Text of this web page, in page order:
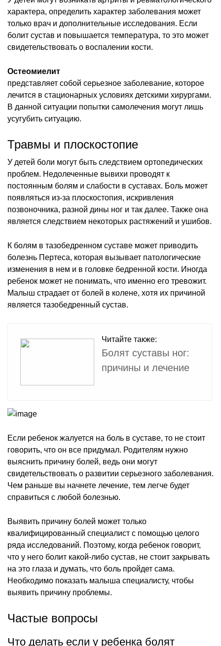
характера, определить характер заболевания может
только врач и дополнительные исследования. Если
болит сустав и повышается температура, то это может
свидетельствовать о воспалении кости.
Остеомиелит
представляет собой серьезное заболевание, которое
лечится в стационарных условиях детскими хирургами.
В данной ситуации попытки самолечения могут лишь
усугубить ситуацию.
Травмы и плоскостопие
У детей боли могут быть следствием ортопедических
проблем. Недолеченные вывихи проводят к
постоянным болям и слабости в суставах. Боль может
появляться из-за плоскостопия, искривления
позвоночника, разной дины ног и так далее. Также она
является следствием некоторых растяжений и ушибов.
К болям в тазобедренном суставе может приводить
болезнь Пертеса, которая вызывает патологические
изменения в нем и в головке бедренной кости. Иногда
ребенок может не понимать, что именно его тревожит.
Малыш страдает от болей в колене, хотя их причиной
является тазобедренный сустав.
Читайте также:
Болят суставы ног:
причины и лечение
Если ребенок жалуется на боль в суставе, то не стоит
говорить, что он все придумал. Родителям нужно
выяснить причину болей, ведь они могут
свидетельствовать о развитии серьезного заболевания.
Чем раньше вы начнете лечение, тем легче будет
справиться с любой болезнью.
Выявить причину болей может только
квалифицированный специалист с помощью целого
ряда исследований. Поэтому, когда ребенок говорит,
что у него болит какой-либо сустав, не стоит закрывать
на это глаза и думать, что боль пройдет сама.
Необходимо показать малыша специалисту, чтобы
выявить причину проблемы.
Частые вопросы
Что делать если у ребенка болят